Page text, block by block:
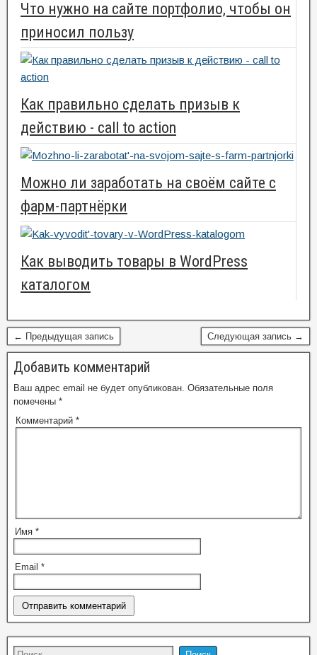
Что нужно на сайте портфолио, чтобы он
приносил пользу
Как правильно сделать призыв к
действию - call to action
Можно ли заработать на своём сайте с
фарм-партнёрки
Как выводить товары в WordPress
каталогом
← Предыдущая запись Следующая запись →
Добавить комментарий
Ваш адрес email не будет опубликован. Обязательные поля
помечены *
Комментарий *
Имя *
Email *